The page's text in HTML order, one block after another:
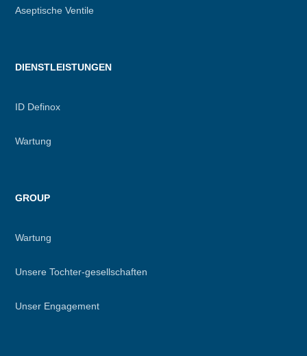
Aseptische Ventile
DIENSTLEISTUNGEN
ID Definox
Wartung
GROUP
Wartung
Unsere Tochter-gesellschaften
Unser Engagement